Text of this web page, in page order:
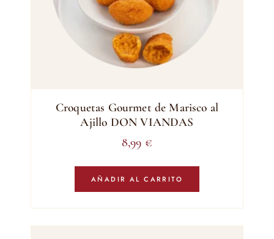
Croquetas Gourmet de Marisco al
Ajillo DON VIANDAS
8,99 €
AÑADIR AL CARRITO